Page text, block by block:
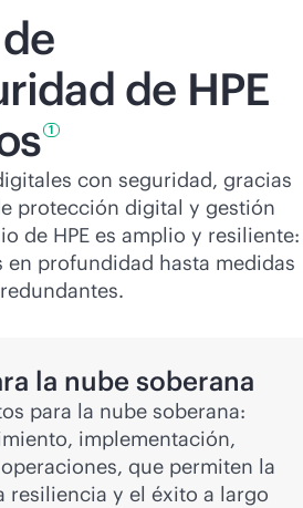
de HPE
1
con seguridad, gracias
protección digital y gestión
de HPE es amplio y resiliente:
en profundidad hasta medidas
la nube soberana
para la nube soberana:
implementación,
que permiten la
resiliencia y el éxito a largo